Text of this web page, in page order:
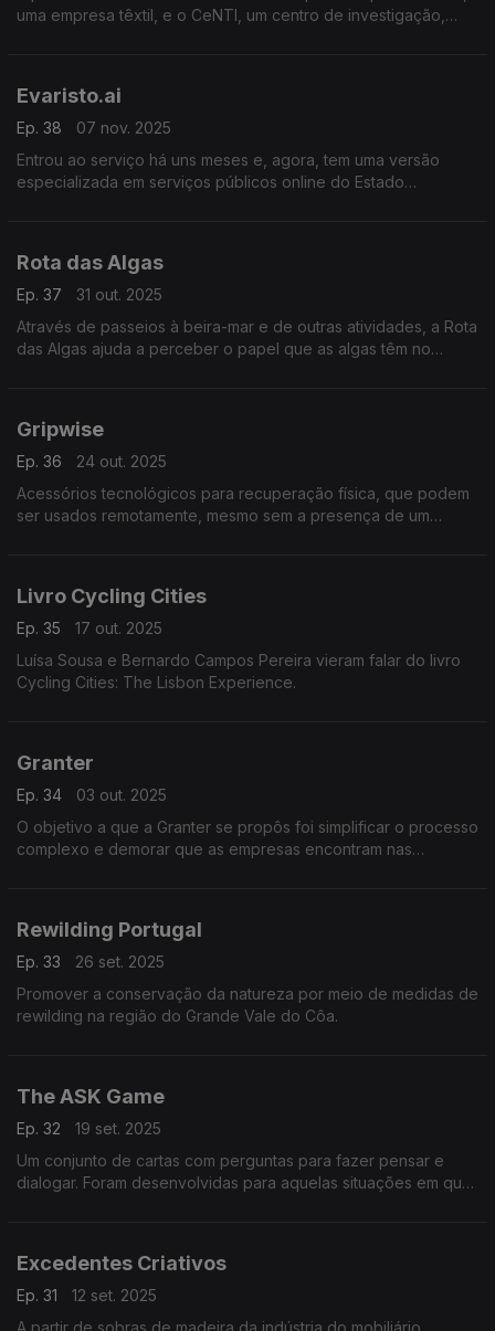
uma empresa têxtil, e o CeNTI, um centro de investigação,
Evaristo.ai
Ep. 38
07 nov. 2025
Entrou ao serviço há uns meses e, agora, tem uma versão
especializada em serviços públicos online do Estado
Rota das Algas
Ep. 37
31 out. 2025
Através de passeios à beira-mar e de outras atividades, a Rota
das Algas ajuda a perceber o papel que as algas têm no
Gripwise
Ep. 36
24 out. 2025
Acessórios tecnológicos para recuperação física, que podem
ser usados remotamente, mesmo sem a presença de um
Livro Cycling Cities
Ep. 35
17 out. 2025
Luísa Sousa e Bernardo Campos Pereira vieram falar do livro
Cycling Cities: The Lisbon Experience.
Granter
Ep. 34
03 out. 2025
O objetivo a que a Granter se propôs foi simplificar o processo
complexo e demorar que as empresas encontram nas
Rewilding Portugal
Ep. 33
26 set. 2025
Promover a conservação da natureza por meio de medidas de
rewilding na região do Grande Vale do Côa.
The ASK Game
Ep. 32
19 set. 2025
Um conjunto de cartas com perguntas para fazer pensar e
dialogar. Foram desenvolvidas para aquelas situações em que
Excedentes Criativos
Ep. 31
12 set. 2025
A partir de sobras de madeira da indústria do mobiliário